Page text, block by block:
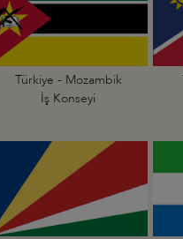
Türkiye - Mozambik
İş Konseyi